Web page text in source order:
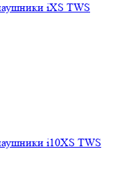
iXS TWS
i10XS TWS